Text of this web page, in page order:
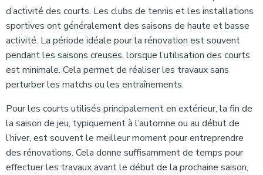
d’activité des courts. Les clubs de tennis et les installations
sportives ont généralement des saisons de haute et basse
activité. La période idéale pour la rénovation est souvent
pendant les saisons creuses, lorsque l’utilisation des courts
est minimale. Cela permet de réaliser les travaux sans
perturber les matchs ou les entraînements.
Pour les courts utilisés principalement en extérieur, la fin de
la saison de jeu, typiquement à l’automne ou au début de
l’hiver, est souvent le meilleur moment pour entreprendre
des rénovations. Cela donne suffisamment de temps pour
effectuer les travaux avant le début de la prochaine saison,